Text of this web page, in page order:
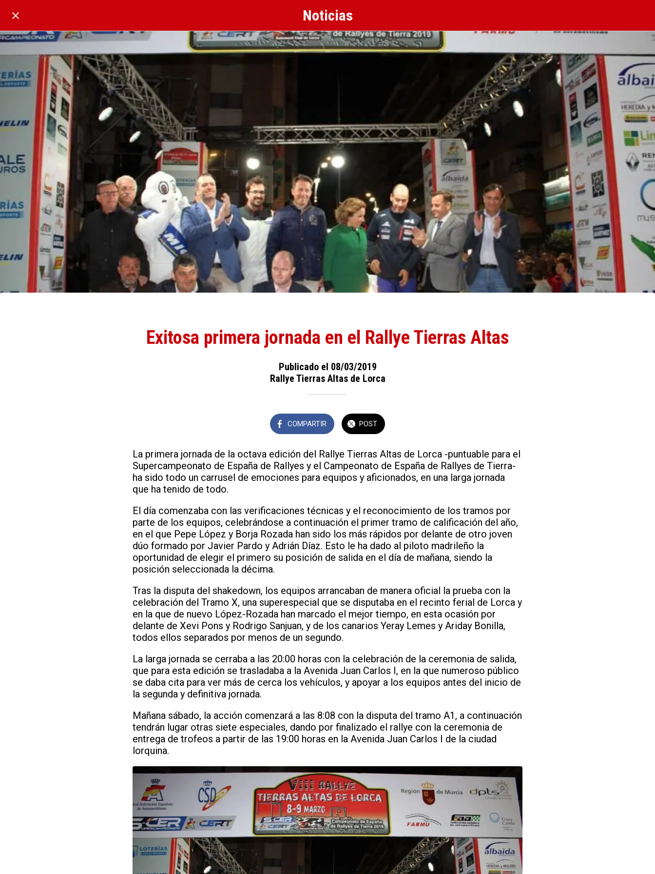
Noticias
Exitosa primera jornada en el Rallye Tierras Altas
Publicado el 08/03/2019
Rallye Tierras Altas de Lorca
COMPARTIR POST
La primera jornada de la octava edición del Rallye Tierras Altas de Lorca -puntuable para el
Supercampeonato de España de Rallyes y el Campeonato de España de Rallyes de Tierra-
ha sido todo un carrusel de emociones para equipos y aficionados, en una larga jornada
que ha tenido de todo.
El día comenzaba con las verificaciones técnicas y el reconocimiento de los tramos por
parte de los equipos, celebrándose a continuación el primer tramo de calificación del año,
en el que Pepe López y Borja Rozada han sido los más rápidos por delante de otro joven
dúo formado por Javier Pardo y Adrián Díaz. Esto le ha dado al piloto madrileño la
oportunidad de elegir el primero su posición de salida en el día de mañana, siendo la
posición seleccionada la décima.
Tras la disputa del shakedown, los equipos arrancaban de manera oficial la prueba con la
celebración del Tramo X, una superespecial que se disputaba en el recinto ferial de Lorca y
en la que de nuevo López-Rozada han marcado el mejor tiempo, en esta ocasión por
delante de Xevi Pons y Rodrigo Sanjuan, y de los canarios Yeray Lemes y Ariday Bonilla,
todos ellos separados por menos de un segundo.
La larga jornada se cerraba a las 20:00 horas con la celebración de la ceremonia de salida,
que para esta edición se trasladaba a la Avenida Juan Carlos I, en la que numeroso público
se daba cita para ver más de cerca los vehículos, y apoyar a los equipos antes del inicio de
la segunda y definitiva jornada.
Mañana sábado, la acción comenzará a las 8:08 con la disputa del tramo A1, a continuación
tendrán lugar otras siete especiales, dando por finalizado el rallye con la ceremonia de
entrega de trofeos a partir de las 19:00 horas en la Avenida Juan Carlos I de la ciudad
lorquina.